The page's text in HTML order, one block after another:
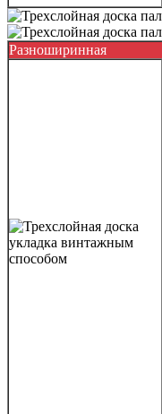
Разноширинная